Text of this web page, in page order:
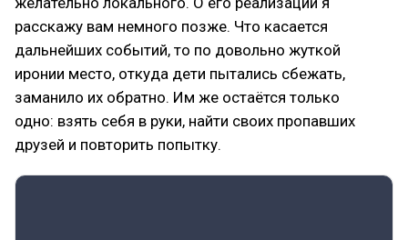
расскажу вам немного позже. Что касается
дальнейших событий, то по довольно жуткой
иронии место, откуда дети пытались сбежать,
заманило их обратно. Им же остаётся только
одно: взять себя в руки, найти своих пропавших
друзей и повторить попытку.